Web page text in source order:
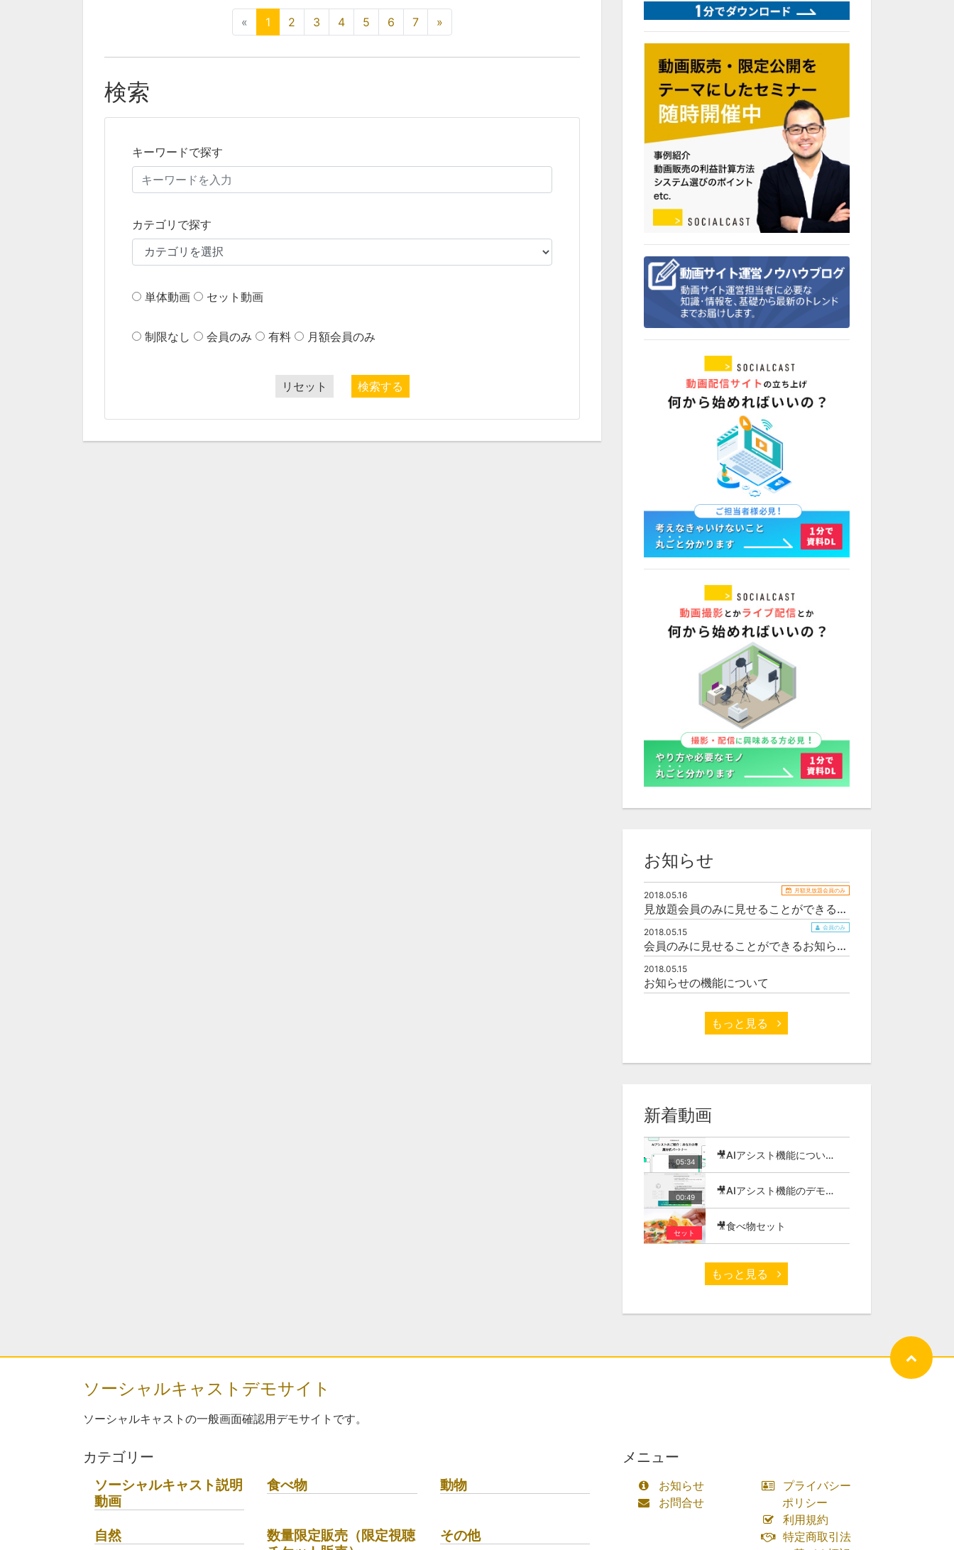
« 1 2 3 4 5 6 7 »
検索
キーワードで探す
カテゴリで探す
単体動画 セット動画
制限なし 会員のみ 有料 月額会員のみ
リセット 検索する
お知らせ
2018.05.16 月額見放題会員のみ
見放題会員のみに見せることができるお知らせサンプル
2018.05.15 会員のみ
会員のみに見せることができるお知らせサンプル
2018.05.15
お知らせの機能について
もっと見る
新着動画
05:34
🎥AIアシスト機能について（ソーシャルキャスト・オウルキャスト）
00:49
🎥AIアシスト機能のデモ動画（ソーシャルキャスト・オウルキャスト）
セット
🎥食べ物セット
もっと見る
ソーシャルキャストデモサイト
ソーシャルキャストの一般画面確認用デモサイトです。
カテゴリー
ソーシャルキャスト説明
動画
食べ物 動物
自然
数量限定販売（限定視聴
その他
メニュー
お知らせ
お問合せ
プライバシー
ポリシー
利用規約
特定商取引法